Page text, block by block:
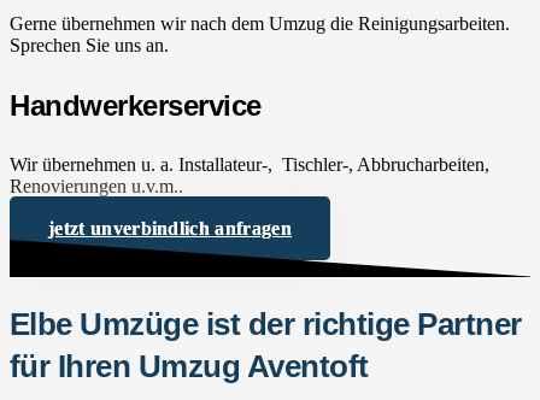
Gerne übernehmen wir nach dem Umzug die Reinigungsarbeiten.
Sprechen Sie uns an.
Handwerkerservice
Wir übernehmen u. a. Installateur-, Tischler-, Abbrucharbeiten,
Renovierungen u.v.m..
jetzt unverbindlich anfragen
Elbe Umzüge ist der richtige Partner
für Ihren Umzug Aventoft